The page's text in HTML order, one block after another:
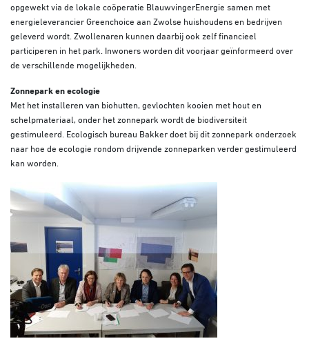
opgewekt via de lokale coöperatie BlauwvingerEnergie samen met
energieleverancier Greenchoice aan Zwolse huishoudens en bedrijven
geleverd wordt. Zwollenaren kunnen daarbij ook zelf financieel
participeren in het park. Inwoners worden dit voorjaar geïnformeerd over
de verschillende mogelijkheden.
Zonnepark en ecologie
Met het installeren van biohutten, gevlochten kooien met hout en
schelpmateriaal, onder het zonnepark wordt de biodiversiteit
gestimuleerd. Ecologisch bureau Bakker doet bij dit zonnepark onderzoek
naar hoe de ecologie rondom drijvende zonneparken verder gestimuleerd
kan worden.